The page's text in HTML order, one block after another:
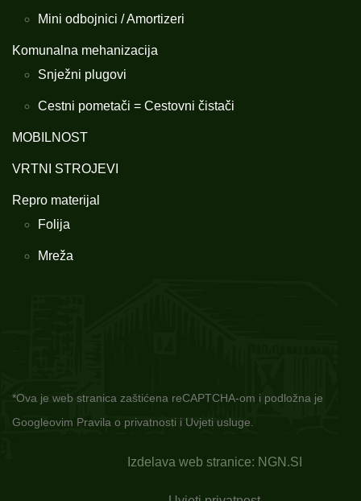
Mini odbojnici / Amortizeri
Komunalna mehanizacija
Snježni plugovi
Cestni pometači = Cestovni čistači
MOBILNOST
VRTNI STROJEVI
Repro materijal
Folija
Mreža
*Ova je web stranica zaštićena reCAPTCHA-om i podložna je
Googleovim Pravila o privatnosti i Uvjeti usluge.
Izdelava web stranice: NGN.SI